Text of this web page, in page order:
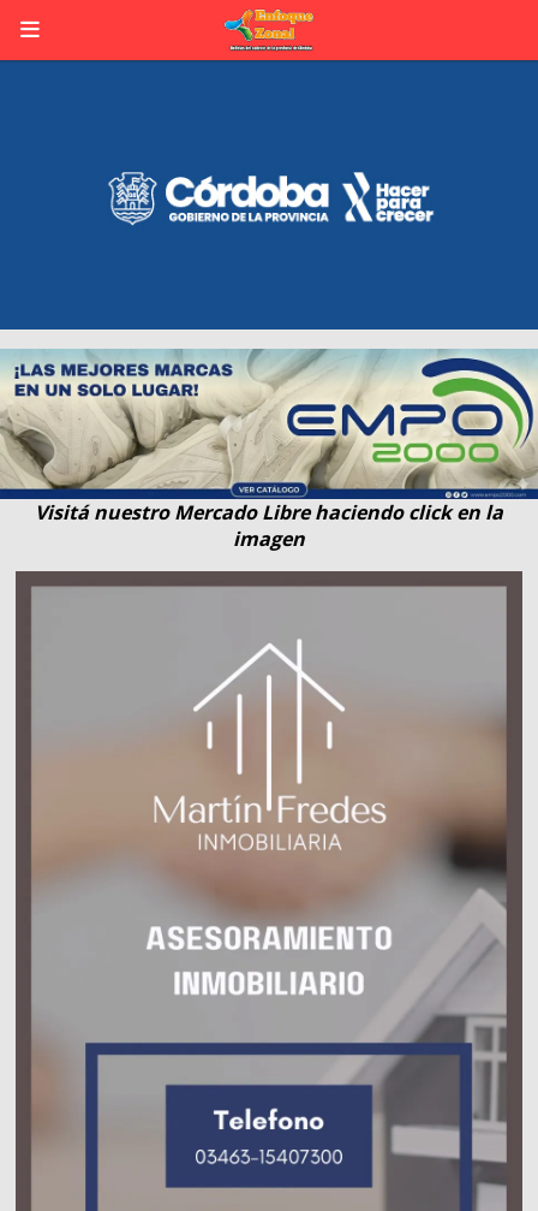
Visitá nuestro Mercado Libre haciendo click en la
imagen